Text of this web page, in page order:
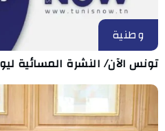
وطنية
تونس الآن/ النشرة المسائية ليوم